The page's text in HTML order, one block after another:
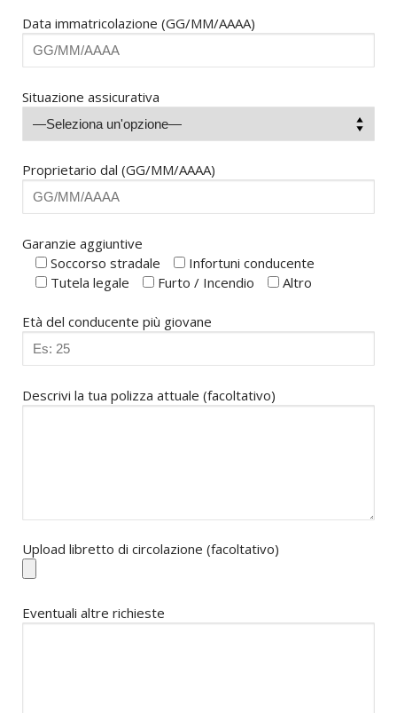
Data immatricolazione (GG/MM/AAAA)
Situazione assicurativa
Proprietario dal (GG/MM/AAAA)
Garanzie aggiuntive
Soccorso stradale
Infortuni conducente
Tutela legale
Furto / Incendio Altro
Età del conducente più giovane
Descrivi la tua polizza attuale (facoltativo)
Upload libretto di circolazione (facoltativo)
Eventuali altre richieste